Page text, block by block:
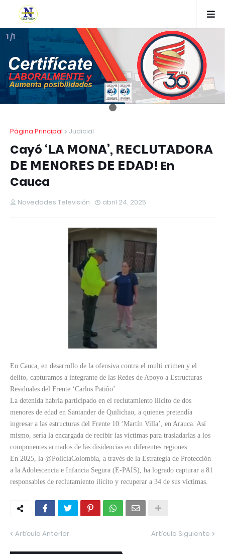
1 /1
Página Principal Judicial
Cayó ‘𝗟𝗔 𝗠𝗢𝗡𝗔’, 𝗥𝗘𝗖𝗟𝗨𝗧𝗔𝗗𝗢𝗥𝗔
𝗗𝗘 𝗠𝗘𝗡𝗢𝗥𝗘𝗦 𝗗𝗘 𝗘𝗗𝗔𝗗! En
Cauca
Novedades Televisión abril 24, 2025
En Cauca, en desarrollo de la ofensiva contra el multi crimen y el
delito, capturamos a integrante de las Redes de Apoyo a Estructuras
Residuales del Frente ‘Carlos Patiño’.
La detenida habría participado en el reclutamiento ilícito de dos
menores de edad en Santander de Quilichao, a quienes pretendía
ingresar a las estructuras del Frente 10 ‘Martín Villa’, en Arauca. Así
mismo, sería la encargada de recibir las víctimas para trasladarlas a los
componentes armados de las disidencias en diferentes regiones.
En 2025, la @PoliciaColombia, a través de la Estrategia de Protección
a la Adolescencia e Infancia Segura (E-PAIS), ha logrado capturar a 81
responsables de reclutamiento ilícito y recuperar a 34 de sus víctimas.
Artículo Anterior Artículo Siguiente